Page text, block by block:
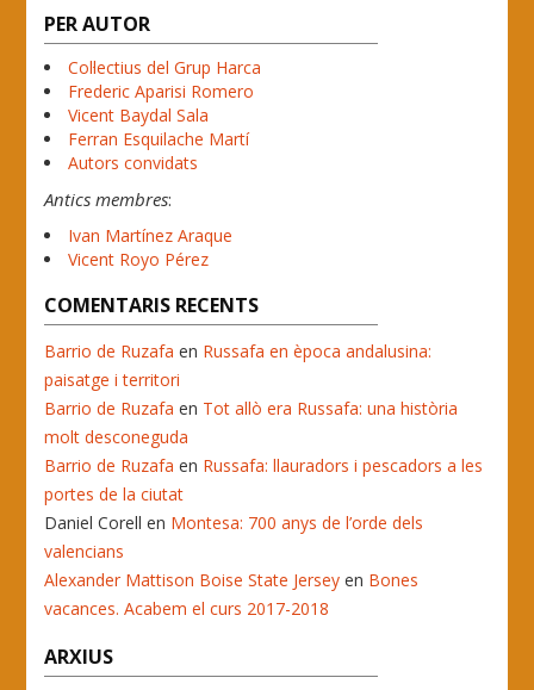
PER AUTOR
Col·lectius del Grup Harca
Frederic Aparisi Romero
Vicent Baydal Sala
Ferran Esquilache Martí
Autors convidats
Antics membres:
Ivan Martínez Araque
Vicent Royo Pérez
COMENTARIS RECENTS
Barrio de Ruzafa en Russafa en època andalusina:
paisatge i territori
Barrio de Ruzafa en Tot allò era Russafa: una història
molt desconeguda
Barrio de Ruzafa en Russafa: llauradors i pescadors a les
portes de la ciutat
Daniel Corell en Montesa: 700 anys de l’orde dels
valencians
Alexander Mattison Boise State Jersey en Bones
vacances. Acabem el curs 2017-2018
ARXIUS